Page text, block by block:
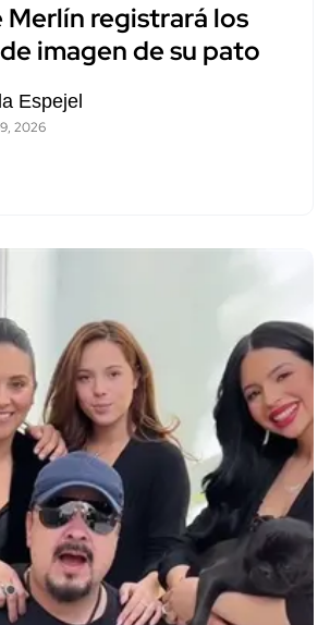
Merlín registrará los
imagen de su pato
Espejel
2026